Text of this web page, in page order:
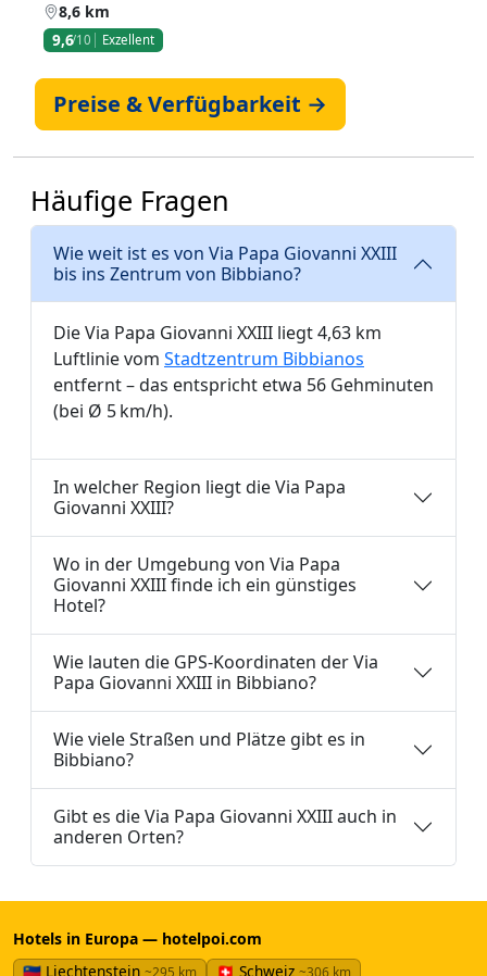
8,6 km
9,6/10 Exzellent
Preise & Verfügbarkeit →
Häufige Fragen
Wie weit ist es von Via Papa Giovanni XXIII
bis ins Zentrum von Bibbiano?
Die Via Papa Giovanni XXIII liegt 4,63 km
Luftlinie vom Stadtzentrum Bibbianos
entfernt – das entspricht etwa 56 Gehminuten
(bei Ø 5 km/h).
In welcher Region liegt die Via Papa
Giovanni XXIII?
Wo in der Umgebung von Via Papa
Giovanni XXIII finde ich ein günstiges
Hotel?
Wie lauten die GPS-Koordinaten der Via
Papa Giovanni XXIII in Bibbiano?
Wie viele Straßen und Plätze gibt es in
Bibbiano?
Gibt es die Via Papa Giovanni XXIII auch in
anderen Orten?
Hotels in Europa — hotelpoi.com
🇱🇮 Liechtenstein ~295 km 🇨🇭 Schweiz ~306 km